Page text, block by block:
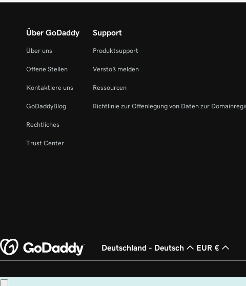
Über GoDaddy
Über uns
Offene Stellen
Kontaktiere uns
GoDaddyBlog
Rechtliches
Trust Center
Support
Produktsupport
Verstoß melden
Ressourcen
Richtlinie zur Offenlegung von Daten zur
Deutschland - Deutsch EUR €
Copyright © 1999 – 2026 GoDaddy Operating Company, LLC. Alle Rechte